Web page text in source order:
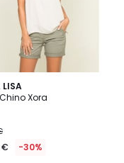
LISA
Xora
€ -30%